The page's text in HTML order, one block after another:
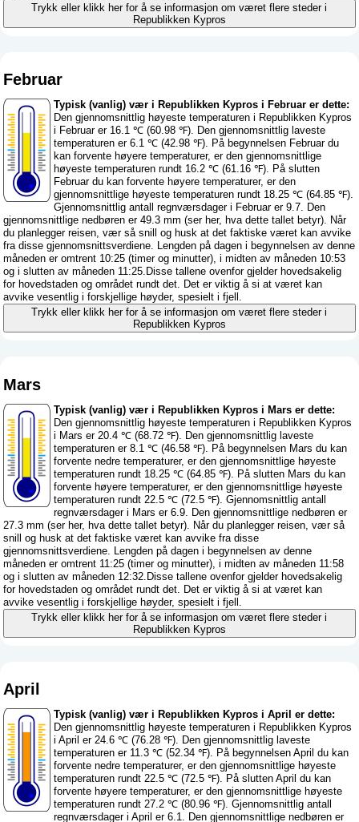
Trykk eller klikk her for å se informasjon om været flere steder i
Republikken Kypros
Februar
Typisk (vanlig) vær i Republikken Kypros i Februar er dette:
Den gjennomsnittlig høyeste temperaturen i Republikken Kypros
i Februar er 16.1 ℃ (60.98 ℉). Den gjennomsnittlig laveste
temperaturen er 6.1 ℃ (42.98 ℉). På begynnelsen Februar du
kan forvente høyere temperaturer, er den gjennomsnittlige
høyeste temperaturen rundt 16.2 ℃ (61.16 ℉). På slutten
Februar du kan forvente høyere temperaturer, er den
gjennomsnittlige høyeste temperaturen rundt 18.25 ℃ (64.85 ℉).
Gjennomsnittlig antall regnværsdager i Februar er 9.7. Den
gjennomsnittlige nedbøren er 49.3 mm (ser her, hva dette tallet betyr). Når
du planlegger reisen, vær så snill og husk at det faktiske været kan avvike
fra disse gjennomsnittsverdiene. Lengden på dagen i begynnelsen av denne
måneden er omtrent 10:25 (timer og minutter), i midten av måneden 10:53
og i slutten av måneden 11:25.Disse tallene ovenfor gjelder hovedsakelig
for hovedstaden og området rundt det. Det er viktig å si at været kan
avvike vesentlig i forskjellige høyder, spesielt i fjell.
Trykk eller klikk her for å se informasjon om været flere steder i
Republikken Kypros
Mars
Typisk (vanlig) vær i Republikken Kypros i Mars er dette:
Den gjennomsnittlig høyeste temperaturen i Republikken Kypros
i Mars er 20.4 ℃ (68.72 ℉). Den gjennomsnittlig laveste
temperaturen er 8.1 ℃ (46.58 ℉). På begynnelsen Mars du kan
forvente nedre temperaturer, er den gjennomsnittlige høyeste
temperaturen rundt 18.25 ℃ (64.85 ℉). På slutten Mars du kan
forvente høyere temperaturer, er den gjennomsnittlige høyeste
temperaturen rundt 22.5 ℃ (72.5 ℉). Gjennomsnittlig antall
regnværsdager i Mars er 6.9. Den gjennomsnittlige nedbøren er
27.3 mm (ser her, hva dette tallet betyr). Når du planlegger reisen, vær så
snill og husk at det faktiske været kan avvike fra disse
gjennomsnittsverdiene. Lengden på dagen i begynnelsen av denne
måneden er omtrent 11:25 (timer og minutter), i midten av måneden 11:58
og i slutten av måneden 12:32.Disse tallene ovenfor gjelder hovedsakelig
for hovedstaden og området rundt det. Det er viktig å si at været kan
avvike vesentlig i forskjellige høyder, spesielt i fjell.
Trykk eller klikk her for å se informasjon om været flere steder i
Republikken Kypros
April
Typisk (vanlig) vær i Republikken Kypros i April er dette:
Den gjennomsnittlig høyeste temperaturen i Republikken Kypros
i April er 24.6 ℃ (76.28 ℉). Den gjennomsnittlig laveste
temperaturen er 11.3 ℃ (52.34 ℉). På begynnelsen April du kan
forvente nedre temperaturer, er den gjennomsnittlige høyeste
temperaturen rundt 22.5 ℃ (72.5 ℉). På slutten April du kan
forvente høyere temperaturer, er den gjennomsnittlige høyeste
temperaturen rundt 27.2 ℃ (80.96 ℉). Gjennomsnittlig antall
regnværsdager i April er 6.1. Den gjennomsnittlige nedbøren er